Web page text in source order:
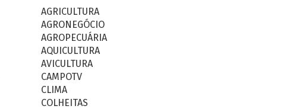
AGRICULTURA
AGRONEGÓCIO
AGROPECUÁRIA
AQUICULTURA
AVICULTURA
CAMPOTV
CLIMA
COLHEITAS